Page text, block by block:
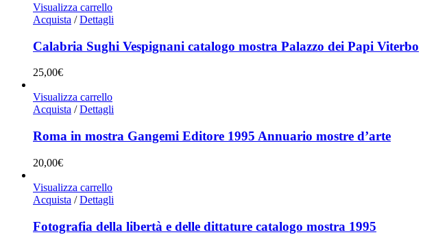
Visualizza carrello
Acquista / Dettagli
Calabria Sughi Vespignani catalogo mostra Palazzo dei Papi Viterbo
25,00€
Visualizza carrello
Acquista / Dettagli
Roma in mostra Gangemi Editore 1995 Annuario mostre d’arte
20,00€
Visualizza carrello
Acquista / Dettagli
Fotografia della libertà e delle dittature catalogo mostra 1995